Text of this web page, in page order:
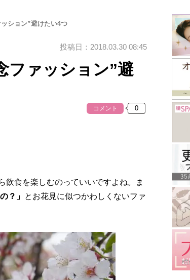
ション”避けたい4つ
投稿日：2018.03.30 08:45
ファッション”避
コメント
食を楽しむのっていいですよね。ま
？」 とお花見に似つかわしくないファ